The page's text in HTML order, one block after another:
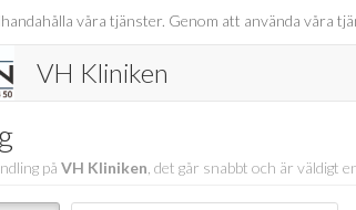
våra tjänster. Genom att använda våra
VH Kliniken
på VH Kliniken , det går snabbt och är väldigt